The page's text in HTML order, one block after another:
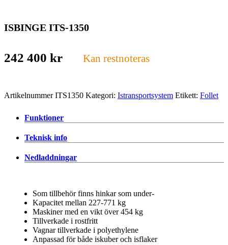
ISBINGE ITS-1350
242 400 kr Kan restnoteras
ArtikelnummerITS1350 Kategori: Istransportsystem Etikett: Follet
Funktioner
Teknisk info
Nedladdningar
Som tillbehör finns hinkar som under-
Kapacitet mellan 227-771 kg
Maskiner med en vikt över 454 kg
Tillverkade i rostfritt
Vagnar tillverkade i polyethylene
Anpassad för både iskuber och isflaker